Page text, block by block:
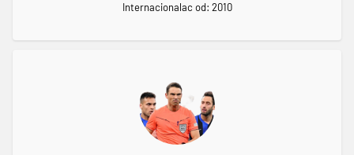
Internacionalac od: 2010